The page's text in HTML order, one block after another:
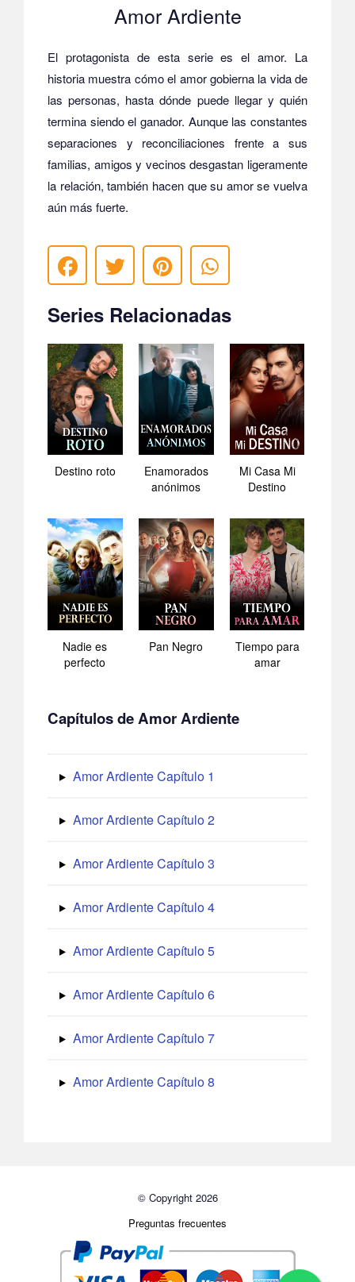
Amor Ardiente
El protagonista de esta serie es el amor. La
historia muestra cómo el amor gobierna la vida de
las personas, hasta dónde puede llegar y quién
termina siendo el ganador. Aunque las constantes
separaciones y reconciliaciones frente a sus
familias, amigos y vecinos desgastan ligeramente
la relación, también hacen que su amor se vuelva
aún más fuerte.
Series Relacionadas
Destino roto
Enamorados
anónimos
Mi Casa Mi
Destino
Nadie es
perfecto
Pan Negro
Tiempo para
amar
Capítulos de Amor Ardiente
Amor Ardiente Capítulo 1
Amor Ardiente Capítulo 2
Amor Ardiente Capítulo 3
Amor Ardiente Capítulo 4
Amor Ardiente Capítulo 5
Amor Ardiente Capítulo 6
Amor Ardiente Capítulo 7
Amor Ardiente Capítulo 8
© Copyright 2026
Preguntas frecuentes